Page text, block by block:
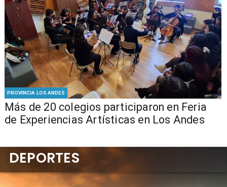
PROVINCIA LOS ANDES
Más de 20 colegios participaron en Feria
de Experiencias Artísticas en Los Andes
DEPORTES